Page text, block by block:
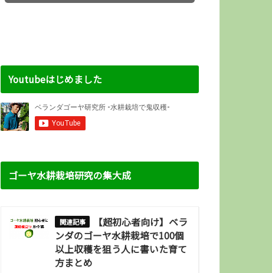
Youtubeはじめました
ゴーヤ水耕栽培研究の集大成
【超初心者向け】ベラ
ンダのゴーヤ水耕栽培で100個
以上収穫を狙う人に書いた育て
方まとめ